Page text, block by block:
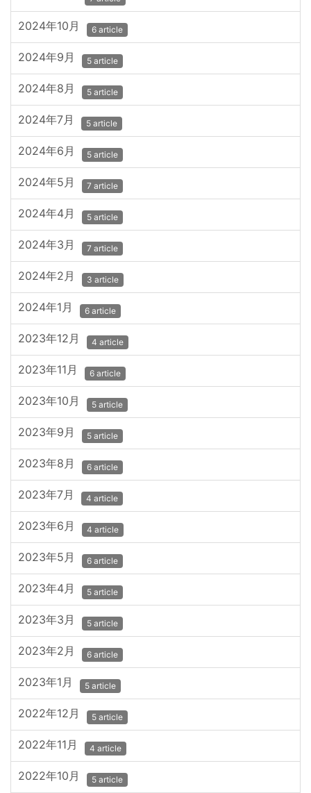
2024年10月 6 article
2024年9月 5 article
2024年8月 5 article
2024年7月 5 article
2024年6月 5 article
2024年5月 7 article
2024年4月 5 article
2024年3月 7 article
2024年2月 3 article
2024年1月 6 article
2023年12月 4 article
2023年11月 6 article
2023年10月 5 article
2023年9月 5 article
2023年8月 6 article
2023年7月 4 article
2023年6月 4 article
2023年5月 6 article
2023年4月 5 article
2023年3月 5 article
2023年2月 6 article
2023年1月 5 article
2022年12月 5 article
2022年11月 4 article
2022年10月 5 article